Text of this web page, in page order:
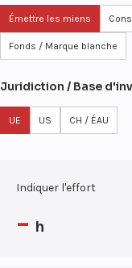
Émettre les miens
Fonds / Marque blanche
Juridiction / Base
UE US CH / ÉAU
Indiquer l'effort
- h